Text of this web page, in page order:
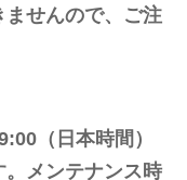
せんので、ご注
（日本時間）
メンテナンス時